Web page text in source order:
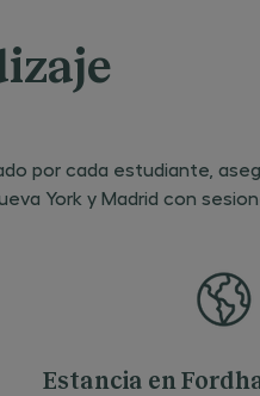
por cada estudiante,
York y Madrid con
Estancia en